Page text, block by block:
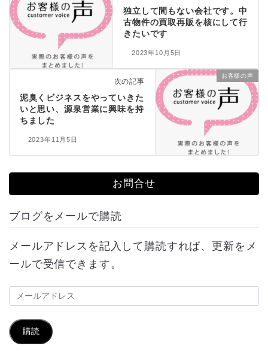
独立して間もない会社です。中
古物件の買取再販を核にして行
きたいです
2023年10月5日
お客様の声
次の記事
泥臭くビジネスをやっていきた
いと思い、源泉営業に興味を持
ちました
2023年11月5日
お問合せ
ブログをメールで購読
メールアドレスを記入して購読すれば、更新をメ
ールで受信できます。
メ
ル
ア
購読